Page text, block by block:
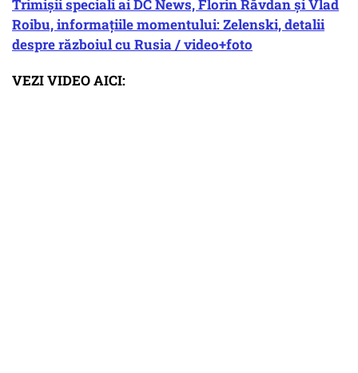
Trimișii speciali ai DC News, Florin Răvdan și Vlad
Roibu, informațiile momentului: Zelenski, detalii
despre războiul cu Rusia / video+foto
VEZI VIDEO AICI: